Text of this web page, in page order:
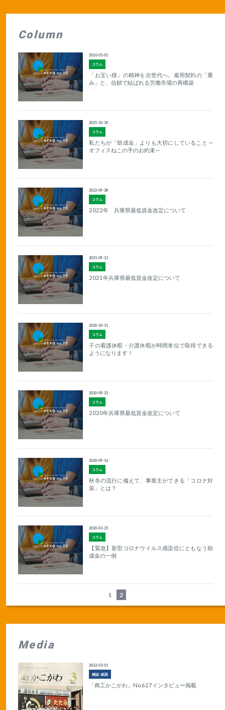
Column
コラム
2026-05-01
「お互い様」の精神を次世代へ。雇用契約の「重
み」と、信頼で結ばれる労働市場の再構築
コラム
2025-10-30
私たちが「助成金」よりも大切にしていること —
オフィスねこの手のお約束—
コラム
2022-09-28
2022年 兵庫県最低賃金改定について
コラム
2021-09-13
2021年兵庫県最低賃金改定について
コラム
2020-10-11
子の看護休暇・介護休暇が時間単位で取得できる
ようになります！
コラム
2020-09-23
2020年兵庫県最低賃金改定について
コラム
2020-09-16
秋冬の流行に備えて、事業主ができる「コロナ対
策」とは？
コラム
2020-03-25
【緊急】新型コロナウイルス感染症にともなう助
成金の一例
1 2
Media
雑誌･紙面
2022-03-01
「商工かこがわ」No.627インタビュー掲載